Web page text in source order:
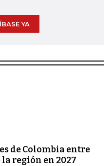
YA
de Colombia entre
la región en 2027